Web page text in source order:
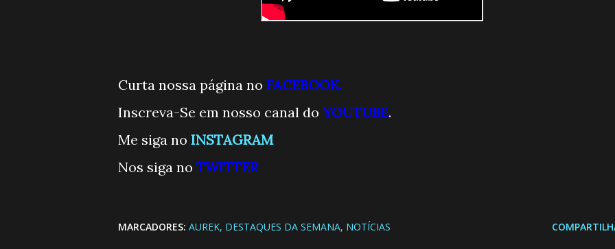
Curta nossa página no FACEBOOK.
Inscreva-Se em nosso canal do YOUTUBE.
Me siga no INSTAGRAM
Nos siga no TWITTER
MARCADORES: AUREK DESTAQUES DA SEMANA NOTÍCIAS